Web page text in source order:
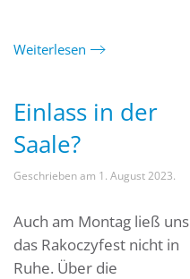
Weiterlesen
Einlass in der
Saale?
Geschrieben am 1. August 2023.
Auch am Montag ließ uns
das Rakoczyfest nicht in
Ruhe. Über die